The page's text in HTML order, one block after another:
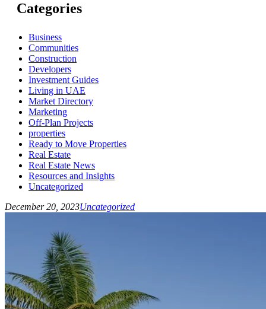
Categories
Business
Communities
Construction
Developers
Investment Guides
Living in UAE
Market Directory
Marketing
Off-Plan Projects
properties
Ready to Move Properties
Real Estate
Real Estate News
Resources and Insights
Uncategorized
December 20, 2023Uncategorized